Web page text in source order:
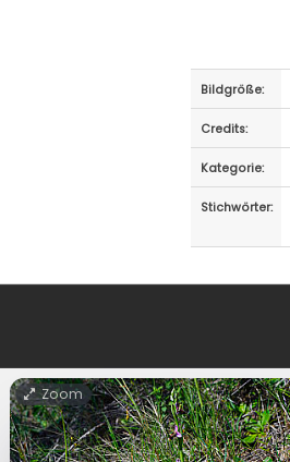
Bildgröße:
Credits:
Kategorie:
Stichwörter:
Zoom